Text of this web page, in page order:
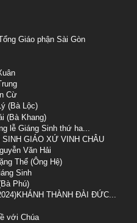
Giáo phận Sài Gòn
Cừ
(Bà Lộc)
(Bà Khang)
lễ Giáng Sinh thứ ha...
GIÁO XỨ VINH CHÂU
Văn Hải
Thể (Ông Hệ)
Sinh
Phú)
THÀNH ĐÀI ĐỨC...
với Chúa